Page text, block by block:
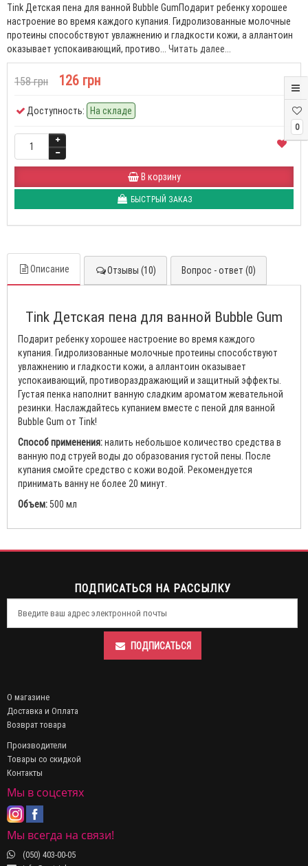
0
Tink Детская пена для ванной Bubble GumПодарит ребенку хорошее
настроение во время каждого купания. Гидролизованные молочные
протеины способствуют увлажнению и гладкости кожи, а аллантоин
оказывает успокаивающий, противо... Читать далее...
158 грн 126 грн
Доступность: На складе
В корзину
БЫСТРЫЙ ЗАКАЗ
Описание Отзывы (10) Вопрос - ответ (0)
Tink Детская пена для ванной Bubble Gum
Подарит ребенку хорошее настроение во время каждого
купания. Гидролизованные молочные протеины способствуют
увлажнению и гладкости кожи, а аллантоин оказывает
успокаивающий, противораздражающий и защитный эффекты.
Густая пенка наполнит ванную сладким ароматом жевательной
резинки. Наслаждайтесь купанием вместе с пеной для ванной
Bubble Gum от Tink!
Способ применения:налить небольшое количество средства в
ванную под струей воды до образования густой пены. После
купания смойте средство с кожи водой. Рекомендуется
принимать ванну не более 20 минут.
Объем:500 мл
ПОДПИСАТЬСЯ НА РАССЫЛКУ
ПОДПИСАТЬСЯ
О магазине
Доставка и Оплата
Возврат товара
Производители
Товары со скидкой
Контакты
Мы в соцсетях
Мы всегда на связи!
(050) 403-00-05